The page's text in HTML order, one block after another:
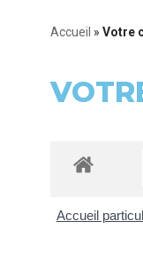
Accueil » Votre
Accueil